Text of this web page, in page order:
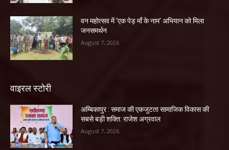
वन महोत्सव में ‘एक पेड़ माँ के नाम’ अभियान को मिला
जनसमर्थन
August 7, 2026
वाइरल स्टोरी
अम्बिकापुर : समाज की एकजुटता सामाजिक विकास की
सबसे बड़ी शक्ति: राजेश अग्रवाल
August 7, 2026